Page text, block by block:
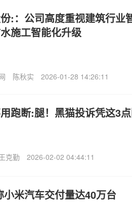
:：公司高度重视建筑行业
施工智能化升级
陈秋实 2026-01-28 14:26:11
跑断:腿！黑猫投诉凭这3
克勤 2026-02-02 04:44:11
小米汽车交付量达40万台